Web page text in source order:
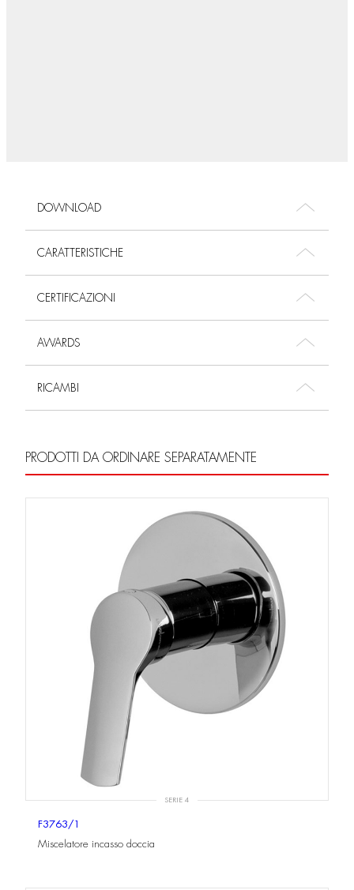
DOWNLOAD
CARATTERISTICHE
CERTIFICAZIONI
AWARDS
RICAMBI
PRODOTTI DA ORDINARE SEPARATAMENTE
SERIE 4
F3763/1
Miscelatore incasso doccia